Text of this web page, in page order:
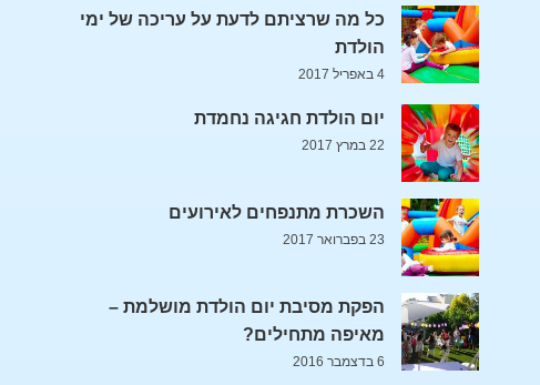
כל מה שרציתם לדעת על עריכה של ימי
הולדת
4 באפריל 2017
יום הולדת חגיגה נחמדת
22 במרץ 2017
השכרת מתנפחים לאירועים
23 בפברואר 2017
הפקת מסיבת יום הולדת מושלמת –
מאיפה מתחילים?
6 בדצמבר 2016